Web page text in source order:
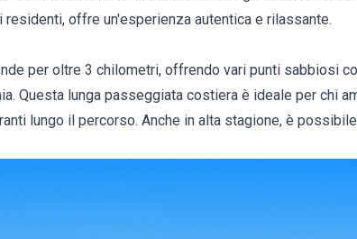
residenti, offre un'esperienza autentica e rilassante.
per oltre 3 chilometri, offrendo vari punti sabbiosi
Questa lunga passeggiata costiera è ideale per chi
lungo il percorso. Anche in alta stagione, è